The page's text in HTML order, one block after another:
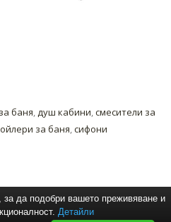
баня,душ кабини,смесители за
за баня,сифони
за да подобри вашето преживяване и
Детайли